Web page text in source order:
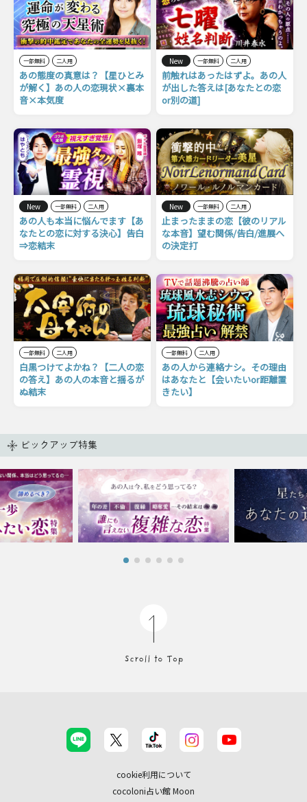
一部無料 二人用
あの態度の真意は？【星ひとみ
が解く】あの人の恋現状×裏本
音×本気度
New 一部無料 二人用
前触れはあったはずよ。あの人
が出した答えは[あなたとの恋
or別の道]
New 一部無料 二人用
あの人も本当に悩んでます【あ
なたとの恋に対する決心】告白
⇒恋結末
New 一部無料 二人用
止まったままの恋【彼のリアル
な本音】望む関係/告白/進展へ
の決定打
一部無料 二人用
白黒つけてよかね？【二人の恋
の答え】あの人の本音と揺るが
ぬ結末
一部無料 二人用
あの人から連絡ナシ。その理由
はあなたと【会いたいor距離置
きたい】
ピックアップ特集
cookie利用について
cocoloni占い館 Moon